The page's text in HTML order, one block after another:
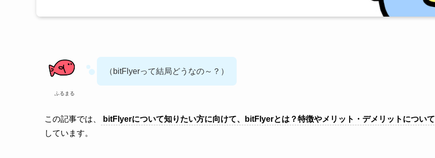
ふるまる
（bitFlyerって結局どうなの～？）
この記事では、 bitFlyerについて知りたい方に向けて、bitFlyerとは？特徴やメリット・デメリットについて
しています。